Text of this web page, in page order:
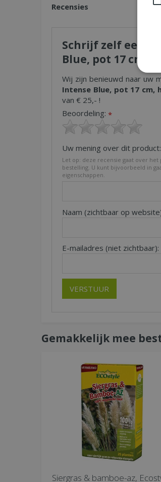
Recensies
Schrijf zelf een
Blue, pot 17 cm, h
Wij zijn benieuwd naar uw
Intense Blue, pot 17 cm,
van € 25,- !
Beoordeling: *
Uw mening over dit product:
Let op: deze recensie gaat over
bestelling. U kunt bijvoorbeeld in
eigenschappen.
Naam (zichtbaar op
E-mailadres (niet zichtbaar):
Gemakkelijk mee
Siergras & bamboe-az,